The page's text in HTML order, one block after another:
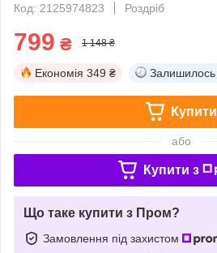
Код: 2125974823
Роздріб
799 ₴ 1 148 ₴
Економія 349 ₴ Залишилось
Купити
або
Купити з
Що таке купити з Пром?
Замовлення під захистом